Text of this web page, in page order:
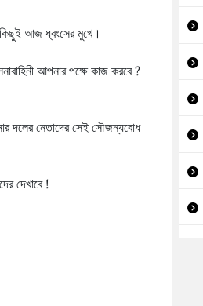
আজ ধ্বংসের মুখে।
আপনার পক্ষে কাজ করবে ?
দলের নেতাদের সেই সৌজন্যবোধ
দেখাবে !